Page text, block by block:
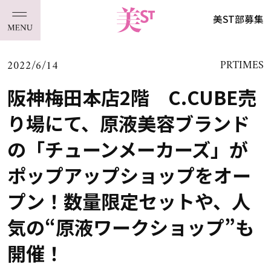
美ST部募集
2022/6/14 PRTIMES
阪神梅田本店2階 C.CUBE売
り場にて、原液美容ブランド
の「チューンメーカーズ」が
ポップアップショップをオー
プン！数量限定セットや、人
気の“原液ワークショップ”も
開催！